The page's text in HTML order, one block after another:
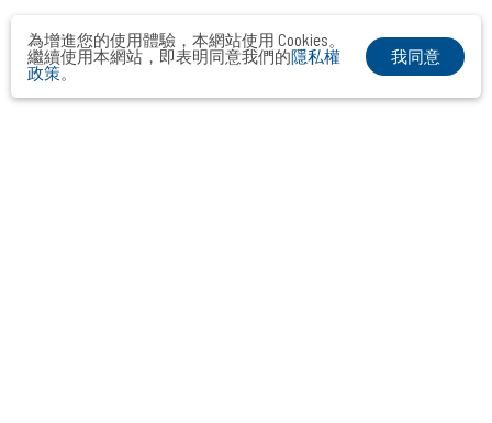
為增進您的使用體驗，本網站使用 Cookies。
繼續使用本網站，即表明同意我們的隱私權
政策。
我同意